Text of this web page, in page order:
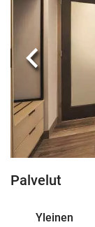
Edellinen
Palvelut
Yleinen